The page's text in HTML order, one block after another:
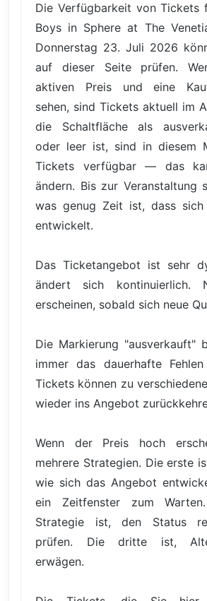
Die Verfügbarkeit von Tickets
Boys in Sphere at The
Donnerstag 23. Juli 2026
auf dieser Seite prüfen.
aktiven Preis und eine
sehen, sind Tickets aktuell im
die Schaltfläche als
oder leer ist, sind in diesem
Tickets verfügbar — das
ändern. Bis zur Veranstaltung
was genug Zeit ist, dass
entwickelt.
Das Ticketangebot ist sehr
ändert sich kontinuierlich.
erscheinen, sobald sich neue
Die Markierung "ausverkauft"
immer das dauerhafte
Tickets können zu
wieder ins Angebot
Wenn der Preis hoch
mehrere Strategien. Die erste
wie sich das Angebot
ein Zeitfenster zum
Strategie ist, den Status
prüfen. Die dritte ist,
erwägen.